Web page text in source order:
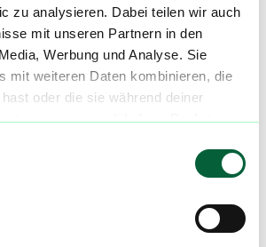
zu analysieren. Dabei teilen wir auch
mit unseren Partnern in den
Werbung und Analyse. Sie
mit weiteren Daten kombinieren, die
oder die sie während deiner
gesammelt haben. Begleite
Wirkung bei*